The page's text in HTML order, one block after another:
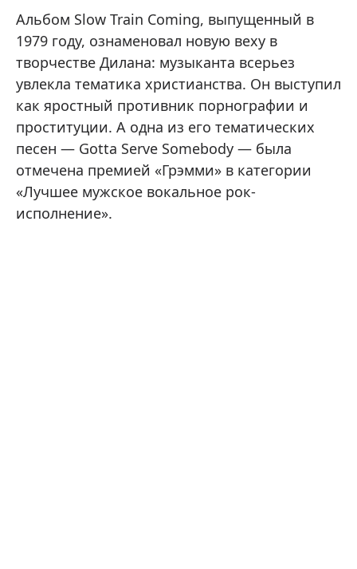
Альбом Slow Train Coming, выпущенный в
1979 году, ознаменовал новую веху в
творчестве Дилана: музыканта всерьез
увлекла тематика христианства. Он выступил
как яростный противник порнографии и
проституции. А одна из его тематических
песен — Gotta Serve Somebody — была
отмечена премией «Грэмми» в категории
«Лучшее мужское вокальное рок-
исполнение».